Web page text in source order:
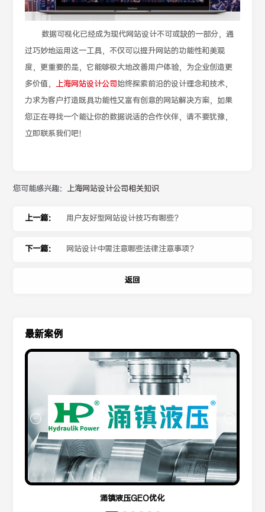
数据可视化已经成为现代网站设计不可或缺的一部分，通
过巧妙地运用这一工具，不仅可以提升网站的功能性和美观
度，更重要的是，它能够极大地改善用户体验，为企业创造更
多价值， 上海网站设计公司始终探索前沿的设计理念和技术，
力求为客户打造既具功能性又富有创意的网站解决方案，如果
您正在寻找一个能让你的数据说话的合作伙伴，请不要犹豫，
立即联系我们吧！
您可能感兴趣： 上海网站设计公司相关知识
上一篇： 用户友好型网站设计技巧有哪些？
下一篇： 网站设计中需注意哪些法律注意事项？
返回
最新案例
涌镇液压GEO优化